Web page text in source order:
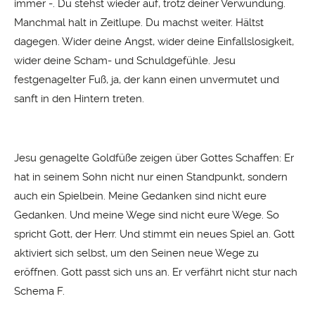
immer -. Du stehst wieder auf, trotz deiner Verwundung.
Manchmal halt in Zeitlupe. Du machst weiter. Hältst
dagegen. Wider deine Angst, wider deine Einfallslosigkeit,
wider deine Scham- und Schuldgefühle. Jesu
festgenagelter Fuß, ja, der kann einen unvermutet und
sanft in den Hintern treten.
Jesu genagelte Goldfüße zeigen über Gottes Schaffen: Er
hat in seinem Sohn nicht nur einen Standpunkt, sondern
auch ein Spielbein. Meine Gedanken sind nicht eure
Gedanken. Und meine Wege sind nicht eure Wege. So
spricht Gott, der Herr. Und stimmt ein neues Spiel an. Gott
aktiviert sich selbst, um den Seinen neue Wege zu
eröffnen. Gott passt sich uns an. Er verfährt nicht stur nach
Schema F.